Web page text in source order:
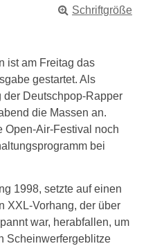
Schriftgröße
ist am Freitag das
gestartet. Als
der Deutschpop-Rapper
die Massen an.
Open-Air-Festival noch
bei
1998, setzte auf einen
XXL-Vorhang, der über
war, herabfallen, um
Scheinwerfergeblitze